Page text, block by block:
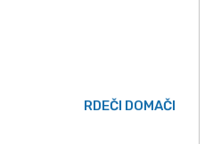
RDEČI DOMAČI